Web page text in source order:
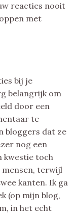
reacties nooit
met
bij je
belangrijk om
door een
te
bloggers dat ze
nog een
kwestie toch
terwijl
kanten. Ik ga
(op mijn blog,
in het echt